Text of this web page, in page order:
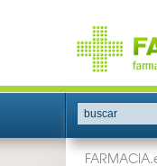
buscar